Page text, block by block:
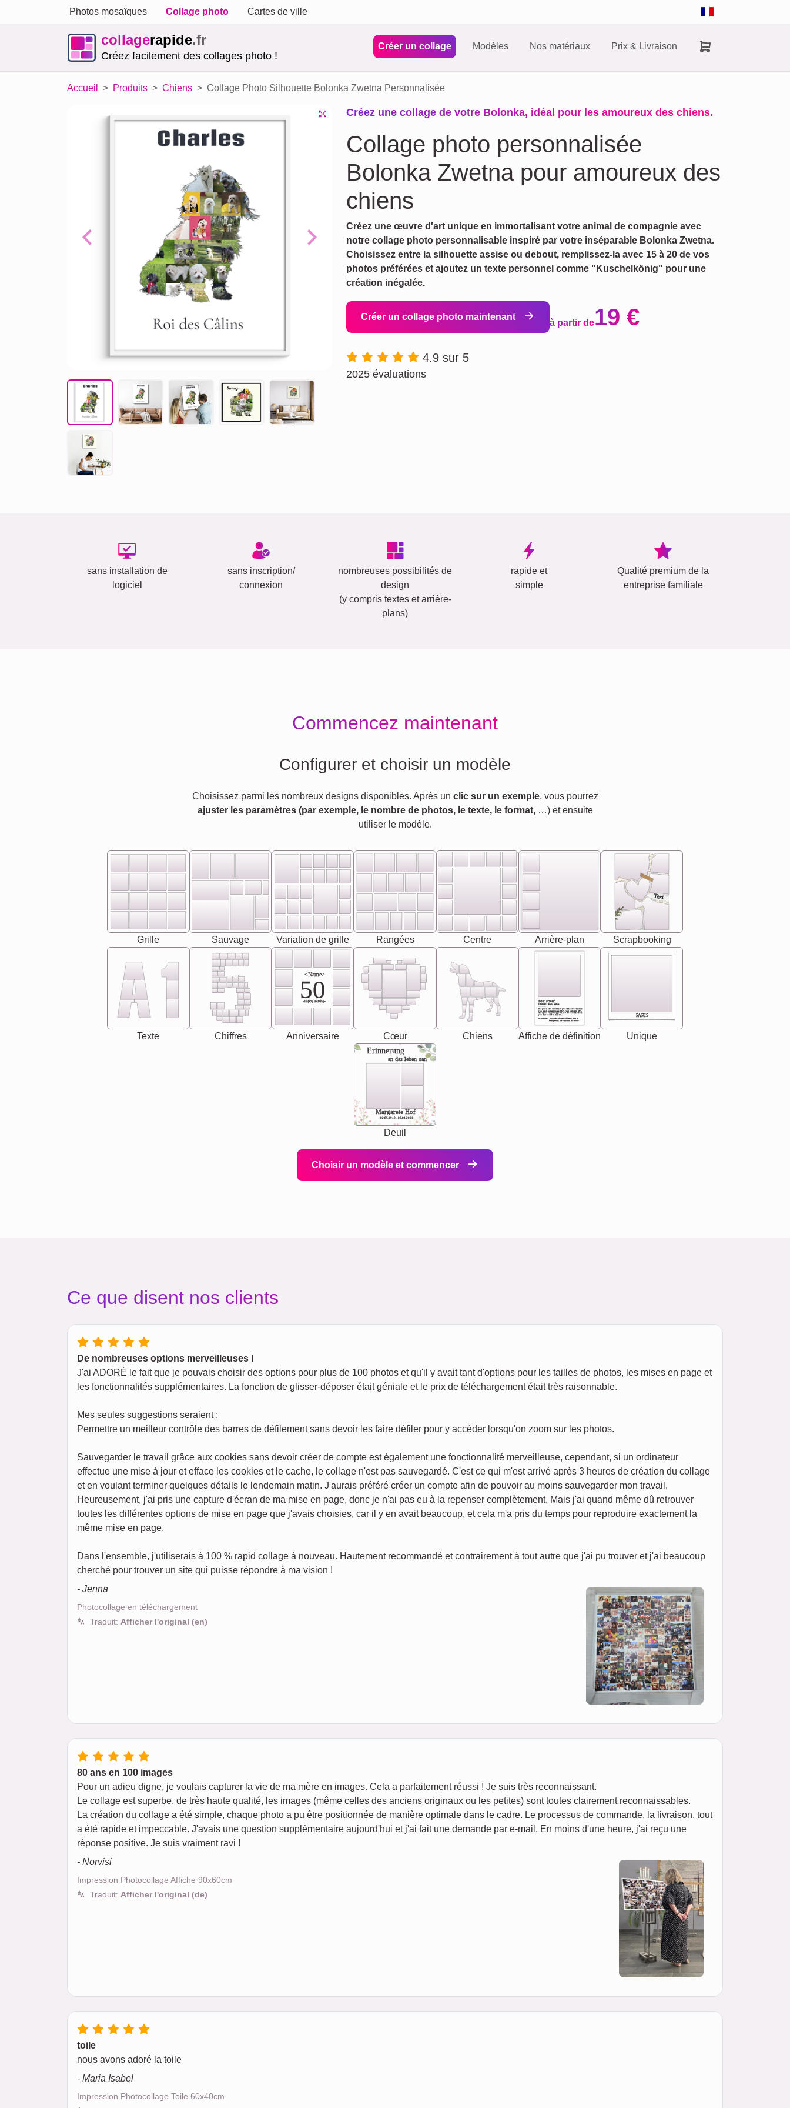
Photos mosaïques Collage photo Cartes de ville
collagerapide.fr
Créez facilement des collages photo !
Créer un collage Modèles Nos matériaux Prix & Livraison
Accueil Produits Chiens Collage Photo Silhouette Bolonka Zwetna Personnalisée
Previous Next
Créez une collage de votre Bolonka, idéal pour les amoureux des chiens.
Collage photo personnalisée
Bolonka Zwetna pour amoureux des
chiens
Créez une œuvre d'art unique en immortalisant votre animal de compagnie avec
notre collage photo personnalisable inspiré par votre inséparable Bolonka Zwetna.
Choisissez entre la silhouette assise ou debout, remplissez-la avec 15 à 20 de vos
photos préférées et ajoutez un texte personnel comme "Kuschelkönig" pour une
création inégalée.
Créer un collage photo maintenant
à partir de19 €
4.9 sur 5
2025 évaluations
sans installation de
logiciel
sans inscription/
connexion
nombreuses possibilités de
design
(y compris textes et arrière-
plans)
rapide et
simple
Qualité premium de la
entreprise familiale
Commencez maintenant
Configurer et choisir un modèle
Choisissez parmi les nombreux designs disponibles. Après un clic sur un exemple, vous pourrez
ajuster les paramètres (par exemple, le nombre de photos, le texte, le format,…) et ensuite
utiliser le modèle.
Grille Sauvage Variation de grille Rangées Centre Arrière-plan
Text
Scrapbooking
Texte Chiffres
<Name>
50
-Happy Birday-
Anniversaire Cœur Chiens
Best Friend
[<NAME>] Noun, feminie
Synonyms: Soulmate, closet confidante, sister at
heart person, life partner in adventure.
The person who understands you without explanation
you accepts just as you are. She's your partner in life's,
chaos your biggest supporter, and the one with whom
you share your best memories.
Affiche de définition
PARIS
Unique
Erinnerung
an das leben uan
Margarete Hof
02.05.1940 - 08.04.2021
Deuil
Choisir un modèle et commencer
Ce que disent nos clients
De nombreuses options merveilleuses !
J'ai ADORÉ le fait que je pouvais choisir des options pour plus de 100 photos et qu'il y avait tant d'options pour les tailles de photos, les mises en page et
les fonctionnalités supplémentaires. La fonction de glisser-déposer était géniale et le prix de téléchargement était très raisonnable.
Mes seules suggestions seraient :
Permettre un meilleur contrôle des barres de défilement sans devoir les faire défiler pour y accéder lorsqu'on zoom sur les photos.
Sauvegarder le travail grâce aux cookies sans devoir créer de compte est également une fonctionnalité merveilleuse, cependant, si un ordinateur
effectue une mise à jour et efface les cookies et le cache, le collage n'est pas sauvegardé. C'est ce qui m'est arrivé après 3 heures de création du collage
et en voulant terminer quelques détails le lendemain matin. J'aurais préféré créer un compte afin de pouvoir au moins sauvegarder mon travail.
Heureusement, j'ai pris une capture d'écran de ma mise en page, donc je n'ai pas eu à la repenser complètement. Mais j'ai quand même dû retrouver
toutes les différentes options de mise en page que j'avais choisies, car il y en avait beaucoup, et cela m'a pris du temps pour reproduire exactement la
même mise en page.
Dans l'ensemble, j'utiliserais à 100 % rapid collage à nouveau. Hautement recommandé et contrairement à tout autre que j'ai pu trouver et j'ai beaucoup
cherché pour trouver un site qui puisse répondre à ma vision !
- Jenna
Photocollage en téléchargement
Traduit: Afficher l'original (en)
80 ans en 100 images
Pour un adieu digne, je voulais capturer la vie de ma mère en images. Cela a parfaitement réussi ! Je suis très reconnaissant.
Le collage est superbe, de très haute qualité, les images (même celles des anciens originaux ou les petites) sont toutes clairement reconnaissables.
La création du collage a été simple, chaque photo a pu être positionnée de manière optimale dans le cadre. Le processus de commande, la livraison, tout
a été rapide et impeccable. J'avais une question supplémentaire aujourd'hui et j'ai fait une demande par e-mail. En moins d'une heure, j'ai reçu une
réponse positive. Je suis vraiment ravi !
- Norvisi
Impression Photocollage Affiche 90x60cm
Traduit: Afficher l'original (de)
toile
nous avons adoré la toile
- Maria Isabel
Impression Photocollage Toile 60x40cm